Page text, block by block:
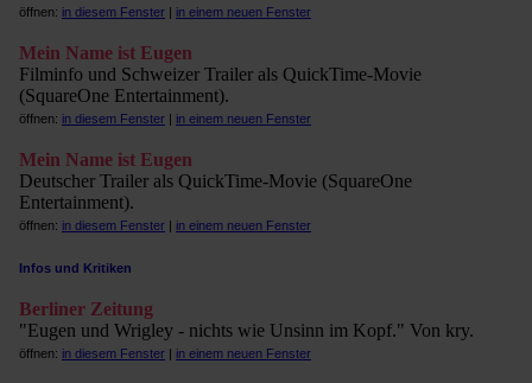
öffnen: in diesem Fenster | in einem neuen Fenster
Mein Name ist Eugen
Filminfo und Schweizer Trailer als QuickTime-Movie
(SquareOne Entertainment).
öffnen: in diesem Fenster | in einem neuen Fenster
Mein Name ist Eugen
Deutscher Trailer als QuickTime-Movie (SquareOne
Entertainment).
öffnen: in diesem Fenster | in einem neuen Fenster
Infos und Kritiken
Berliner Zeitung
"Eugen und Wrigley - nichts wie Unsinn im Kopf." Von kry.
öffnen: in diesem Fenster | in einem neuen Fenster